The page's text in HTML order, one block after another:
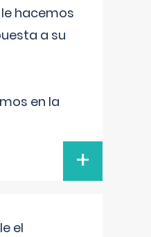
hacemos
a su
en la
+
el